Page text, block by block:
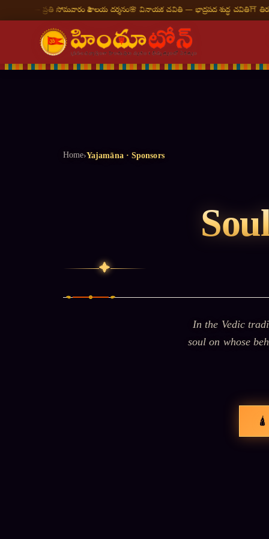
— ప్రతి సోమవారం శివాలయ దర్శనం🌸 వినాయక చవితి — భాద్రపద శుద్ధ చవితి⛩ తిరుమల
Home›Yajamāna · Sponsors
✦
In the Vedic
soul on whose